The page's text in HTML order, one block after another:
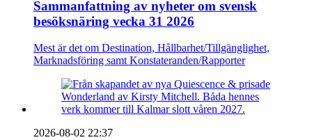
Sammanfattning av nyheter om svensk
besöksnäring vecka 31 2026
Mest är det om Destination, Hållbarhet/Tillgänglighet,
Marknadsföring samt Konstateranden/Rapporter
2026-08-02 22:37